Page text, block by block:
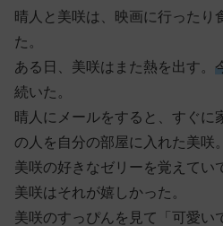
晴人と美咲は、映画に行ったり
た。
ある日、美咲はまた熱を出す。
続いた。
晴人にメールをすると、すぐに
の人を自分の部屋に入れた美咲。
美咲の好きなゼリーを覚えてい
美咲はそれが嬉しかった。
美咲のすっぴんを見て「可愛